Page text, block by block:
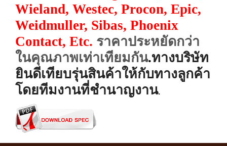
Wieland, Westec, Procon, Epic,
Weidmuller, Sibas, Phoenix
Contact, Etc. ราคาประหยัดกว่า
ในคุณภาพเท่าเทียมกัน.ทางบริษัท
ยินดีเทียบรุ่นสินค้าให้กับทางลูกค้า
โดยทีมงานที่ชำนาญงาน.